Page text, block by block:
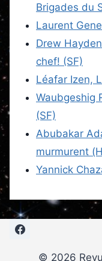
Brigades du
Laurent
Drew
chef! (SF)
Léafar Izen,
Waubgeshig
(SF)
Abubakar
murmurent
Yannick
© 2026